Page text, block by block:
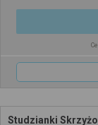
Studzianki